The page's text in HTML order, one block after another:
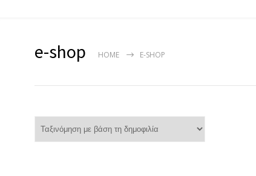
e-shop HOME E-SHOP